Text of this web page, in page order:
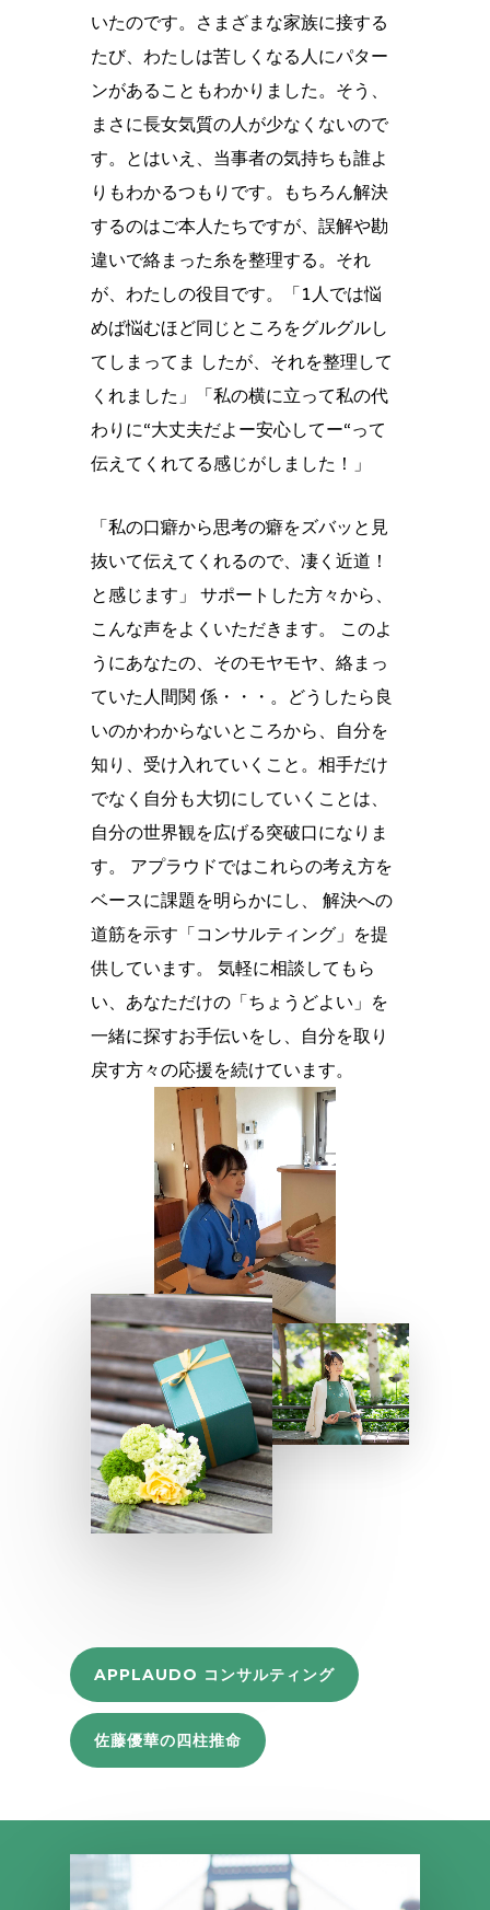
いたのです。さまざまな家族に接する
たび、わたしは苦しくなる人にパター
ンがあることもわかりました。そう、
まさに長女気質の人が少なくないので
す。とはいえ、当事者の気持ちも誰よ
りもわかるつもりです。もちろん解決
するのはご本人たちですが、誤解や勘
違いで絡まった糸を整理する。それ
が、わたしの役目です。「1人では悩
めば悩むほど同じところをグルグルし
てしまってま したが、それを整理して
くれました」「私の横に立って私の代
わりに“大丈夫だよー安心してー“って
伝えてくれてる感じがしました！」
「私の口癖から思考の癖をズバッと見
抜いて伝えてくれるので、凄く近道！
と感じます」 サポートした方々から、
こんな声をよくいただきます。 このよ
うにあなたの、そのモヤモヤ、絡まっ
ていた人間関 係・・・。どうしたら良
いのかわからないところから、自分を
知り、受け入れていくこと。相手だけ
でなく自分も大切にしていくことは、
自分の世界観を広げる突破口になりま
す。 アプラウドではこれらの考え方を
ベースに課題を明らかにし、 解決への
道筋を示す「コンサルティング」を提
供しています。 気軽に相談してもら
い、あなただけの「ちょうどよい」を
一緒に探すお手伝いをし、自分を取り
戻す方々の応援を続けています。
APPLAUDO コンサルティング
佐藤優華の四柱推命